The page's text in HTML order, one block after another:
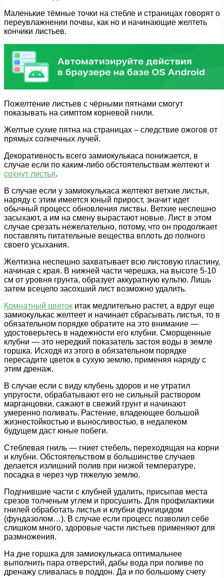
Маленькие тёмные точки на стебле и страницах говорят о
переувлажнении почвы, как но и начинающие желтеть
кончики листьев.
Пожелтение листьев с чёрными пятнами смогут
показывать на симптом корневой гнили.
Желтые сухие пятна на страницах – следствие ожогов от
прямых солнечных лучей.
Декоративность всего замиокулькаса понижается, в
случае если по каким-либо обстоятельствам желтеют и
сохнут листья.
В случае если у замиокулькаса желтеют ветхие листья,
наряду с этим имеется юный прирост, значит идет
обычный процесс обновления листвы. Ветхие неспешно
засыхают, а им на смену вырастают новые. Лист в этом
случае срезать нежелательно, потому, что он продолжает
поставлять питательные вещества вплоть до полного
своего усыхания.
Желтизна неспешно захватывает всю листовую пластину,
начиная с края. В нижней части черешка, на высоте 5-10
см от уровня грунта, образует аккуратную культю. Лишь
затем всецело засохший лист возможно удалить.
Комнатный цветок итак медлительно растет, а вдруг еще
замиокулькас желтеет и начинает сбрасывать листья, то в
обязательном порядке обратите на это внимание —
удостоверьтесь в надежности его клубни. Сморщенные
клубни — это нередкий показатель застоя воды в земле
горшка. Исходя из этого в обязательном порядке
пересадите цветок в сухую землю, применяя наряду с
этим дренаж.
В случае если с виду клубень здоров и не утратил
упругости, обрабатывают его не сильный раствором
марганцовки, сажают в свежий грунт и начинают
умеренно поливать. Растение, владеющее большой
жизнестойкостью и выносливостью, в недалеком
будущем даст юные побеги.
Стеблевая гниль — гниет стебель, переходящая на корни
и клубни. Обстоятельством в большинстве случаев
делается излишний полив при низкой температуре,
посадка в через чур тяжелую землю.
Подгнившие части с клубней удалить, присыпав места
срезов толченым углем и просушить. Для профилактики
гнилей обработать листья и клубни фунгицидом
(фундазолом…). В случае если процесс позволил себе
слишком много, здоровые части листьев применяют для
размножения.
На дне горшка для замиокулькаса оптимальнее
выполнить пара отверстий, дабы вода при поливе по
дренажу сливалась в поддон. Да и по большому счету